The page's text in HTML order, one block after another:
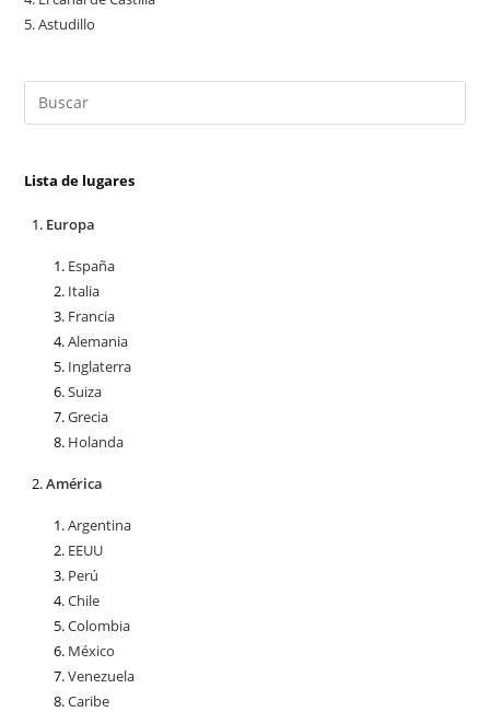
5.Astudillo
Lista de lugares
Europa
España
Italia
Francia
Alemania
Inglaterra
Suiza
Grecia
Holanda
América
Argentina
EEUU
Perú
Chile
Colombia
México
Venezuela
Caribe